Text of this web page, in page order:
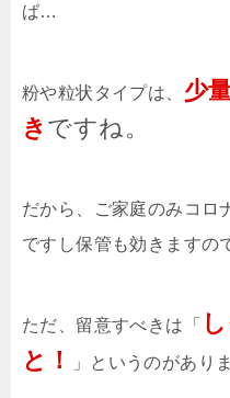
ば…
粉や粒状タイプは、 少
き ですね。
だから、ご家庭のみコロ
ですし保管も効きますの
ただ、留意すべきは「
と！
」というのがあり